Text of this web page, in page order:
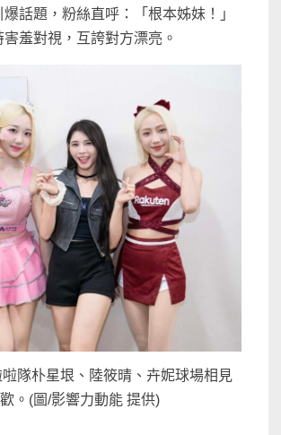
話題，粉絲直呼：「根本姊妹！」
羞對視，互誇對方漂亮。
隊朴星垠、陸筱晴、卉妮球場相見
歡。(圖/影響力動能 提供)